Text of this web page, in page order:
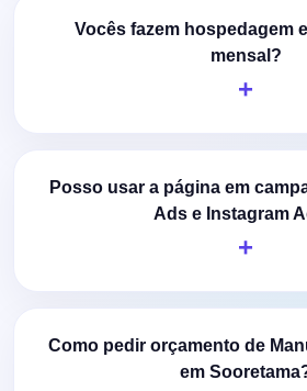
Vocês fazem hospedagem
mensal?
Posso usar a página em
Ads e Instagram
Como pedir orçamento de
em